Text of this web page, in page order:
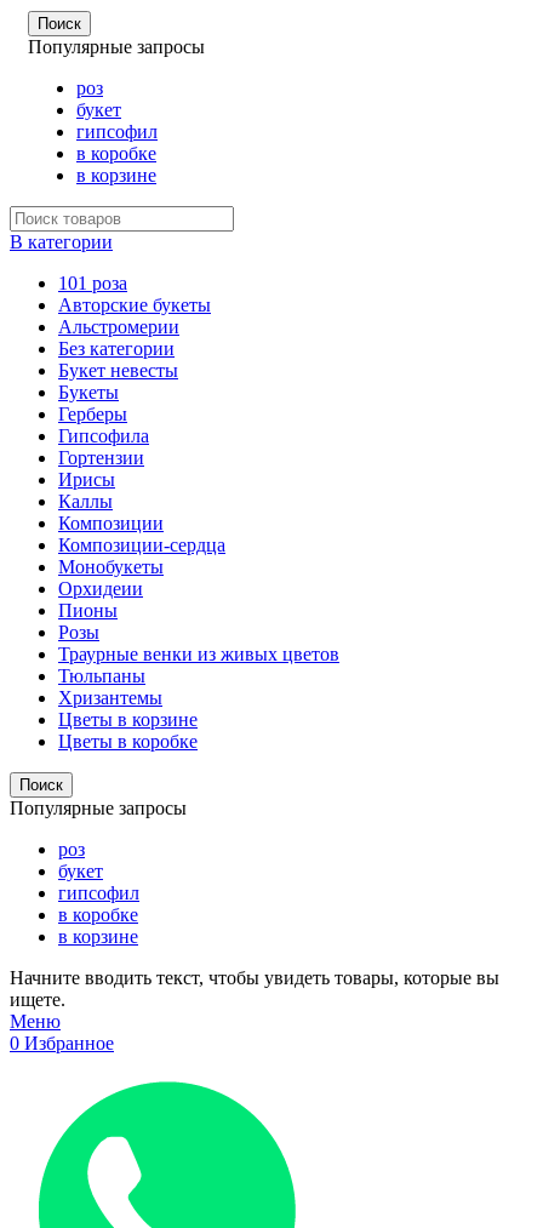
Поиск
Популярные запросы
роз
букет
гипсофил
в коробке
в корзине
В категории
101 роза
Авторские букеты
Альстромерии
Без категории
Букет невесты
Букеты
Герберы
Гипсофила
Гортензии
Ирисы
Каллы
Композиции
Композиции-сердца
Монобукеты
Орхидеии
Пионы
Розы
Траурные венки из живых цветов
Тюльпаны
Хризантемы
Цветы в корзине
Цветы в коробке
Поиск
Популярные запросы
роз
букет
гипсофил
в коробке
в корзине
Начните вводить текст, чтобы увидеть товары, которые вы
ищете.
Меню
0 Избранное